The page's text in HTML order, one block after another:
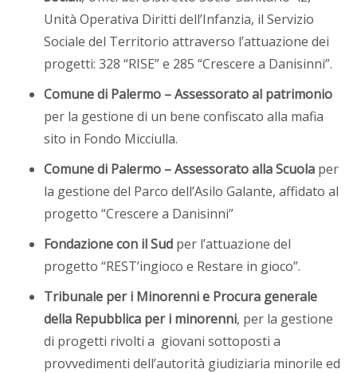
Unità Operativa Diritti dell’Infanzia, il Servizio
Sociale del Territorio attraverso l’attuazione dei
progetti: 328 “RISE” e 285 “Crescere a Danisinni”.
Comune di Palermo – Assessorato al patrimonio
per la gestione di un bene confiscato alla mafia
sito in Fondo Micciulla.
Comune di Palermo – Assessorato alla Scuola per
la gestione del Parco dell’Asilo Galante, affidato al
progetto “Crescere a Danisinni”
Fondazione con il Sud per l’attuazione del
progetto “REST’ingioco e Restare in gioco”.
Tribunale per i Minorenni e Procura generale
della Repubblica per i minorenni, per la gestione
di progetti rivolti a giovani sottoposti a
provvedimenti dell’autorità giudiziaria minorile ed